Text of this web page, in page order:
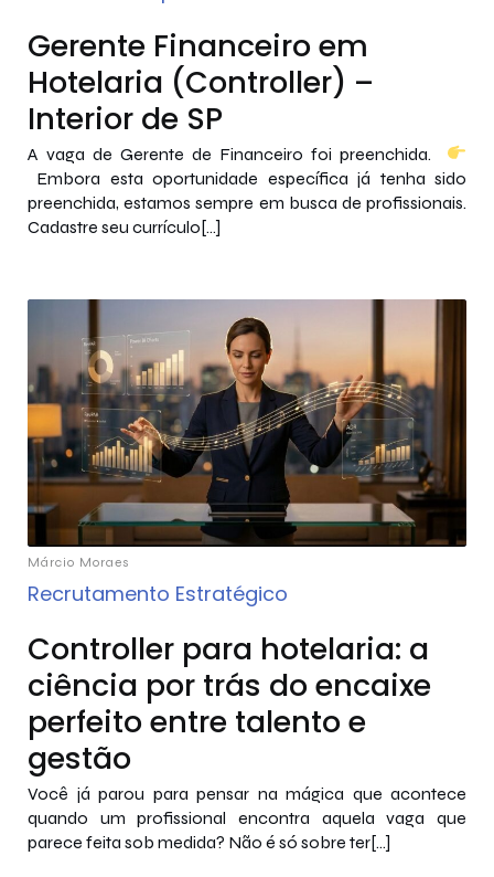
Gerente Financeiro em
Hotelaria (Controller) –
Interior de SP
A vaga de Gerente de Financeiro foi preenchida.
Embora esta oportunidade específica já tenha sido
preenchida, estamos sempre em busca de profissionais.
Cadastre seu currículo[…]
Márcio Moraes
Recrutamento Estratégico
Controller para hotelaria: a
ciência por trás do encaixe
perfeito entre talento e
gestão
Você já parou para pensar na mágica que acontece
quando um profissional encontra aquela vaga que
parece feita sob medida? Não é só sobre ter[…]